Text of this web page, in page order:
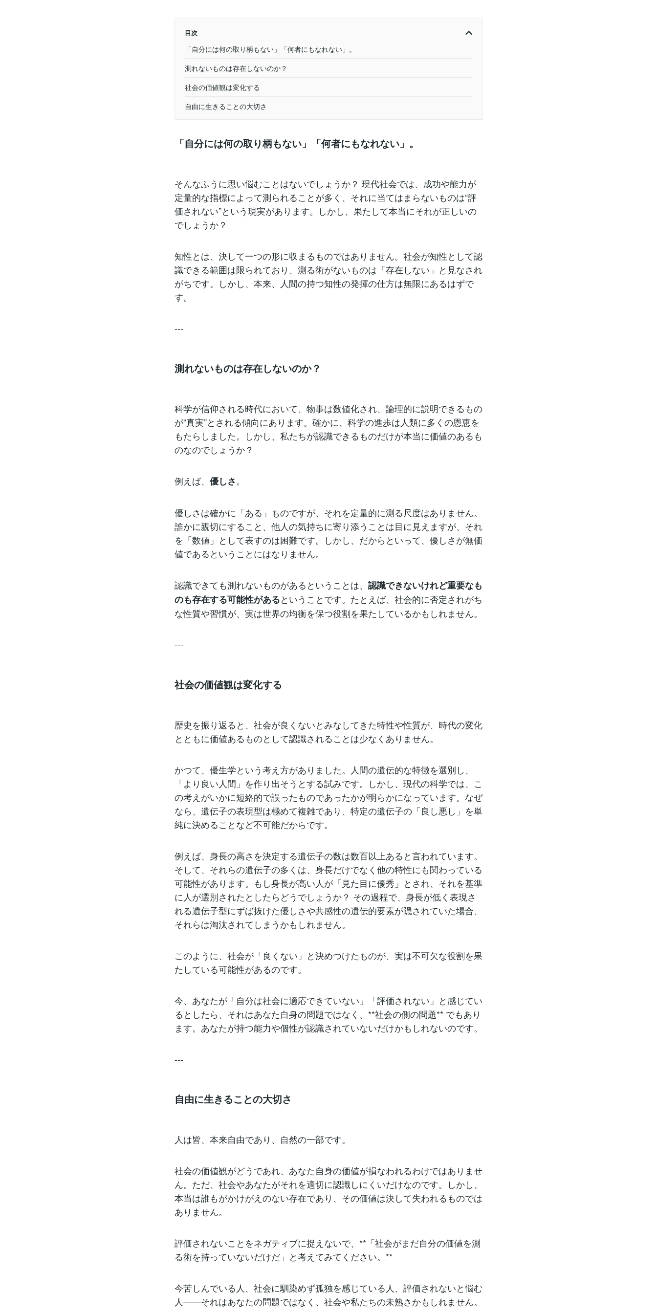
目次
「自分には何の取り柄もない」「何者にもなれない」。
測れないものは存在しないのか？
社会の価値観は変化する
自由に生きることの大切さ
「自分には何の取り柄もない」「何者にもなれない」。
そんなふうに思い悩むことはないでしょうか？ 現代社会では、成功や能力が
定量的な指標によって測られることが多く、それに当てはまらないものは“評
価されない”という現実があります。しかし、果たして本当にそれが正しいの
でしょうか？
知性とは、決して一つの形に収まるものではありません。社会が知性として認
識できる範囲は限られており、測る術がないものは「存在しない」と見なされ
がちです。しかし、本来、人間の持つ知性の発揮の仕方は無限にあるはずで
す。
---
測れないものは存在しないのか？
科学が信仰される時代において、物事は数値化され、論理的に説明できるもの
が“真実”とされる傾向にあります。確かに、科学の進歩は人類に多くの恩恵を
もたらしました。しかし、私たちが認識できるものだけが本当に価値のあるも
のなのでしょうか？
例えば、 優しさ。
優しさは確かに「ある」ものですが、それを定量的に測る尺度はありません。
誰かに親切にすること、他人の気持ちに寄り添うことは目に見えますが、それ
を「数値」として表すのは困難です。しかし、だからといって、優しさが無価
値であるということにはなりません。
認識できても測れないものがあるということは、 認識できないけれど重要なも
のも存在する可能性があるということです。たとえば、社会的に否定されがち
な性質や習慣が、実は世界の均衡を保つ役割を果たしているかもしれません。
---
社会の価値観は変化する
歴史を振り返ると、社会が良くないとみなしてきた特性や性質が、時代の変化
とともに価値あるものとして認識されることは少なくありません。
かつて、優生学という考え方がありました。人間の遺伝的な特徴を選別し、
「より良い人間」を作り出そうとする試みです。しかし、現代の科学では、こ
の考えがいかに短絡的で誤ったものであったかが明らかになっています。なぜ
なら、遺伝子の表現型は極めて複雑であり、特定の遺伝子の「良し悪し」を単
純に決めることなど不可能だからです。
例えば、身長の高さを決定する遺伝子の数は数百以上あると言われています。
そして、それらの遺伝子の多くは、身長だけでなく他の特性にも関わっている
可能性があります。もし身長が高い人が「見た目に優秀」とされ、それを基準
に人が選別されたとしたらどうでしょうか？ その過程で、身長が低く表現さ
れる遺伝子型にずば抜けた優しさや共感性の遺伝的要素が隠されていた場合、
それらは淘汰されてしまうかもしれません。
このように、社会が「良くない」と決めつけたものが、実は不可欠な役割を果
たしている可能性があるのです。
今、あなたが「自分は社会に適応できていない」「評価されない」と感じてい
るとしたら、それはあなた自身の問題ではなく、**社会の側の問題** でもあり
ます。あなたが持つ能力や個性が認識されていないだけかもしれないのです。
---
自由に生きることの大切さ
人は皆、本来自由であり、自然の一部です。
社会の価値観がどうであれ、あなた自身の価値が損なわれるわけではありませ
ん。ただ、社会やあなたがそれを適切に認識しにくいだけなのです。しかし、
本当は誰もがかけがえのない存在であり、その価値は決して失われるものでは
ありません。
評価されないことをネガティブに捉えないで、**「社会がまだ自分の価値を測
る術を持っていないだけだ」と考えてみてください。**
今苦しんでいる人、社会に馴染めず孤独を感じている人、評価されないと悩む
人——それはあなたの問題ではなく、社会や私たちの未熟さかもしれません。